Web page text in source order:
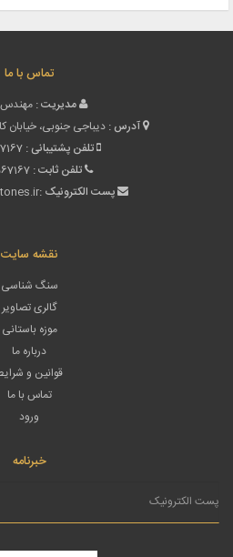
تماس با ما
مدیریت :مهندس
آدرس :دیباجی جنوبی، خیابان کامور،
تلفن پشتیبانی :
تلفن ثابت :
پست الکترونیک :
نقشه سایت
سنگ شناسی
گالری تصاویر
موزه باستانی
درباره ما
قوانین و
تماس با ما
ورود
خبرنامه